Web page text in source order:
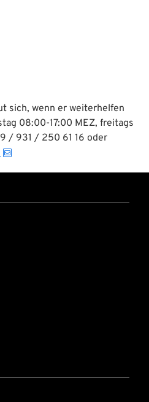
sich, wenn er weiterhelfen
08:00-17:00 MEZ, freitags
/ 931 / 250 61 16 oder